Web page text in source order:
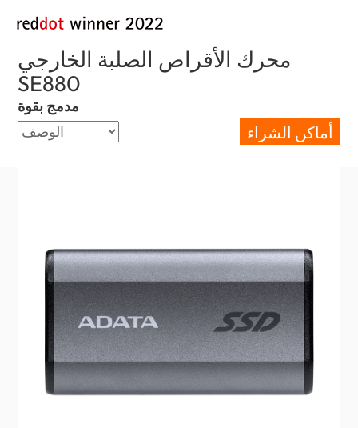
محرك الأقراص الصلبة الخارجي
SE880 (United Arab Emirates)
مدمج بقوة
أماكن الشراء